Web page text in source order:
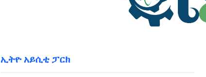
ኢትዮ አይሲቲ ፓርክ